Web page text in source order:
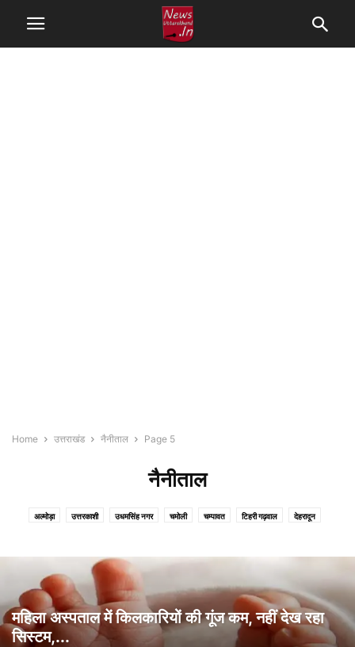
Home उत्तराखंड नैनीताल Page 5
नैनीताल
अल्मोड़ा उत्तरकाशी उधमसिंह नगर चमोली चम्पावत टिहरी गढ़वाल देहरादून
महिला अस्पताल में किलकारियों की गूंज कम, नहीं देख रहा
सिस्टम,...